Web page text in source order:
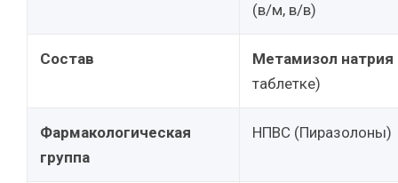
(в/м, в/в)
Состав Метамизол натрия
таблетке)
Фармакологическая
группа
НПВС (Пиразолоны)